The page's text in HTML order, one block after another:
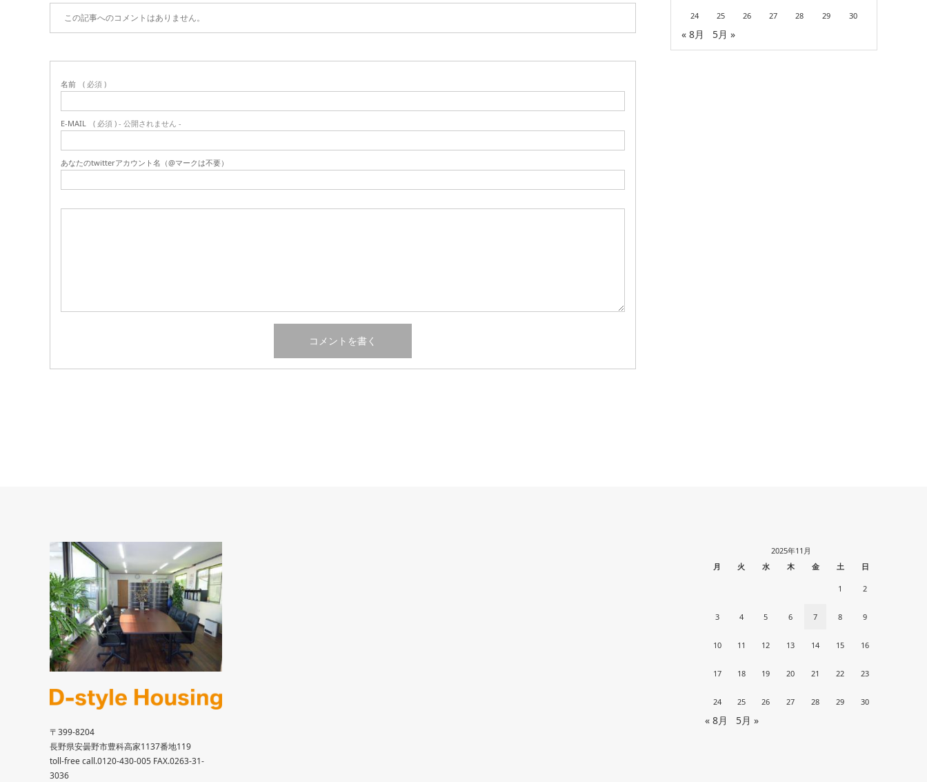
この記事へのコメントはありません。
名前 ( 必須 )
E-MAIL ( 必須 ) - 公開されません -
あなたのtwitterアカウント名（@マークは不要）
24 25 26 27 28 29 30
« 8月 5月 »
2025年11月
月
火 水 木 金 土 日
1 2
3 4 5 6 7 8 9
10 11 12 13 14 15 16
17 18 19 20 21 22 23
24 25 26 27 28 29 30
« 8月 5月 »
〒399-8204
長野県安曇野市豊科高家1137番地119
toll-free call.0120-430-005 FAX.0263-31-
3036